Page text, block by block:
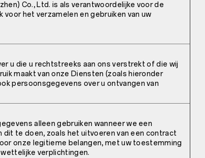
Co., Ltd. is als verantwoordelijke voor de
voor het verzamelen en gebruiken van uw
u die u rechtstreeks aan ons verstrekt of die wij
maakt van onze Diensten (zoals hieronder
persoonsgegevens over u ontvangen van
alleen gebruiken wanneer we een
dit te doen, zoals het uitvoeren van een contract
onze legitieme belangen, met uw toestemming
verplichtingen.